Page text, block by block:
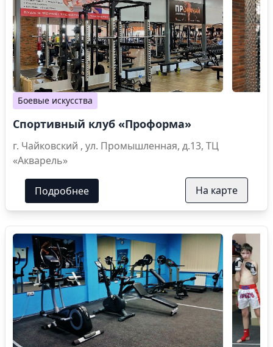
Боевые искусства
Спортивный клуб «Проформа»
г. Чайковский , ул. Промышленная, д.13, ТЦ
«Акварель»
Подробнее На карте